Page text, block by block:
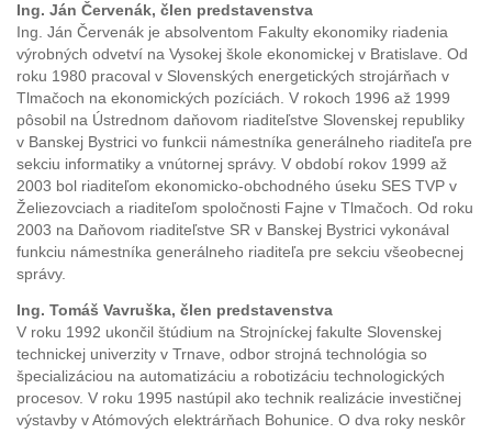
Ing. Ján Červenák, člen predstavenstva
Ing. Ján Červenák je absolventom Fakulty ekonomiky riadenia
výrobných odvetví na Vysokej škole ekonomickej v Bratislave. Od
roku 1980 pracoval v Slovenských energetických strojárňach v
Tlmačoch na ekonomických pozíciách. V rokoch 1996 až 1999
pôsobil na Ústrednom daňovom riaditeľstve Slovenskej republiky
v Banskej Bystrici vo funkcii námestníka generálneho riaditeľa pre
sekciu informatiky a vnútornej správy. V období rokov 1999 až
2003 bol riaditeľom ekonomicko-obchodného úseku SES TVP v
Želiezovciach a riaditeľom spoločnosti Fajne v Tlmačoch. Od roku
2003 na Daňovom riaditeľstve SR v Banskej Bystrici vykonával
funkciu námestníka generálneho riaditeľa pre sekciu všeobecnej
správy.
Ing. Tomáš Vavruška, člen predstavenstva
V roku 1992 ukončil štúdium na Strojníckej fakulte Slovenskej
technickej univerzity v Trnave, odbor strojná technológia so
špecializáciou na automatizáciu a robotizáciu technologických
procesov. V roku 1995 nastúpil ako technik realizácie investičnej
výstavby v Atómových elektrárňach Bohunice. O dva roky neskôr